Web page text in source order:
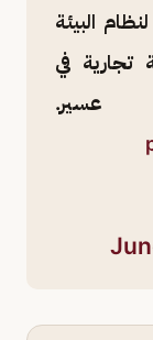
البيئة
تجارية في